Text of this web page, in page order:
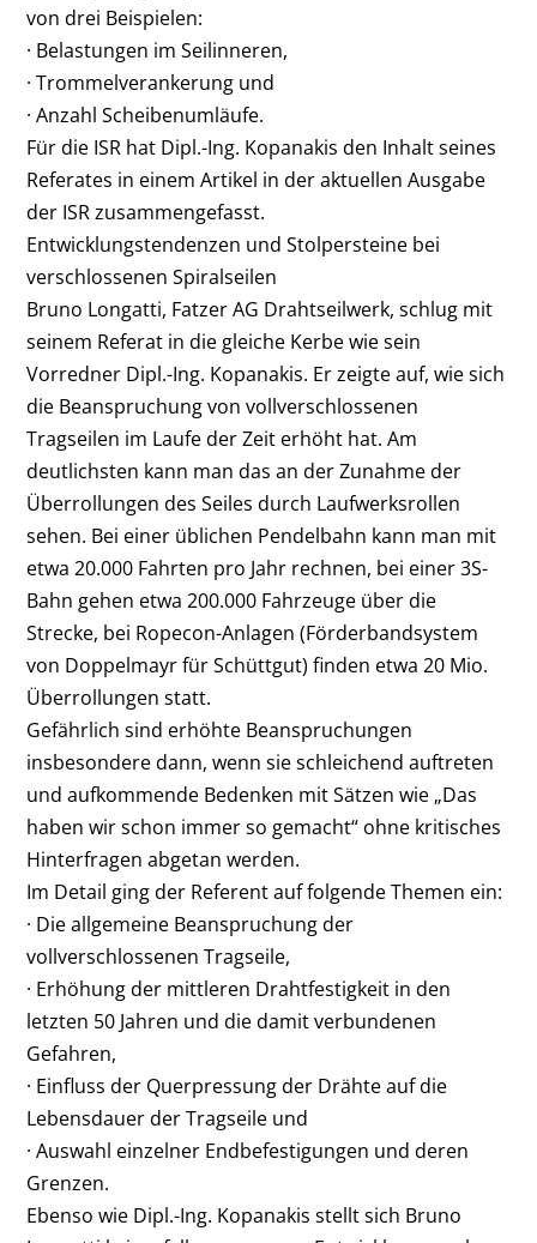
von drei Beispielen:
· Belastungen im Seilinneren,
· Trommelverankerung und
· Anzahl Scheibenumläufe.
Für die ISR hat Dipl.-Ing. Kopanakis den Inhalt seines
Referates in einem Artikel in der aktuellen Ausgabe
der ISR zusammengefasst.
Entwicklungstendenzen und Stolpersteine bei
verschlossenen Spiralseilen
Bruno Longatti, Fatzer AG Drahtseilwerk, schlug mit
seinem Referat in die gleiche Kerbe wie sein
Vorredner Dipl.-Ing. Kopanakis. Er zeigte auf, wie sich
die Beanspruchung von vollverschlossenen
Tragseilen im Laufe der Zeit erhöht hat. Am
deutlichsten kann man das an der Zunahme der
Überrollungen des Seiles durch Laufwerksrollen
sehen. Bei einer üblichen Pendelbahn kann man mit
etwa 20.000 Fahrten pro Jahr rechnen, bei einer 3S-
Bahn gehen etwa 200.000 Fahrzeuge über die
Strecke, bei Ropecon-Anlagen (Förderbandsystem
von Doppelmayr für Schüttgut) finden etwa 20 Mio.
Überrollungen statt.
Gefährlich sind erhöhte Beanspruchungen
insbesondere dann, wenn sie schleichend auftreten
und aufkommende Bedenken mit Sätzen wie „Das
haben wir schon immer so gemacht“ ohne kritisches
Hinterfragen abgetan werden.
Im Detail ging der Referent auf folgende Themen ein:
· Die allgemeine Beanspruchung der
vollverschlossenen Tragseile,
· Erhöhung der mittleren Drahtfestigkeit in den
letzten 50 Jahren und die damit verbundenen
Gefahren,
· Einfluss der Querpressung der Drähte auf die
Lebensdauer der Tragseile und
· Auswahl einzelner Endbefestigungen und deren
Grenzen.
Ebenso wie Dipl.-Ing. Kopanakis stellt sich Bruno